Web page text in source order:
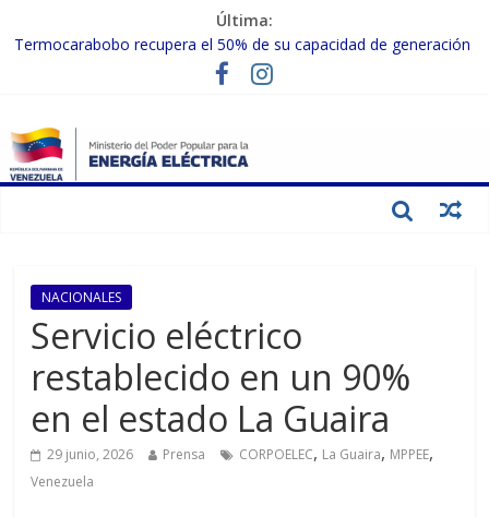
Última:
Termocarabobo recupera el 50% de su capacidad de generación
MPPEE avanza en la recuperación de infraestructuras eléctricas
Gobierno Nacional coordina acciones con el sector privado para
fortalecer el SEN ante el «Súper Niño»
Inspeccionan trabajos de rehabilitación en instalaciones del SEN
NACIONALES
Servicio eléctrico
restablecido en un 90%
en el estado La Guaira
29 junio, 2026 Prensa CORPOELEC, La Guaira, MPPEE,
Venezuela